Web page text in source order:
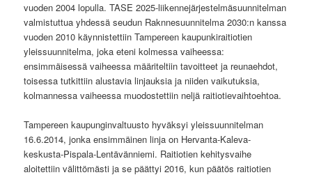
vuoden 2004 lopulla. TASE 2025-liikennejärjestelmäsuunnitelman
valmistuttua yhdessä seudun Raknnesuunnitelma 2030:n kanssa
vuoden 2010 käynnistettiin Tampereen kaupunkiraitiotien
yleissuunnitelma, joka eteni kolmessa vaiheessa:
ensimmäisessä vaiheessa määriteltiin tavoitteet ja reunaehdot,
toisessa tutkittiin alustavia linjauksia ja niiden vaikutuksia,
kolmannessa vaiheessa muodostettiin neljä raitiotievaihtoehtoa.
Tampereen kaupunginvaltuusto hyväksyi yleissuunnitelman
16.6.2014, jonka ensimmäinen linja on Hervanta-Kaleva-
keskusta-Pispala-Lentävänniemi. Raitiotien kehitysvaihe
aloitettiin välittömästi ja se päättyi 2016, kun päätös raitiotien